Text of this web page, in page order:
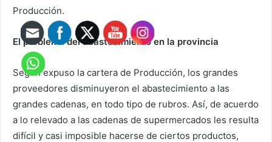
Producción.
El problema del abastecimiento en la provincia
Según expuso la cartera de Producción, los grandes
proveedores disminuyeron el abastecimiento a las
grandes cadenas, en todo tipo de rubros. Así, de acuerdo
a lo relevado a las cadenas de supermercados les resulta
difícil y casi imposible hacerse de ciertos productos,